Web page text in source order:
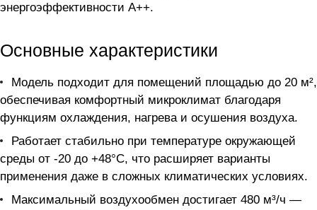
энергоэффективности A++.
Основные характеристики
Модель подходит для помещений площадью до 20 м²,
обеспечивая комфортный микроклимат благодаря
функциям охлаждения, нагрева и осушения воздуха.
Работает стабильно при температуре окружающей
среды от -20 до +48°C, что расширяет варианты
применения даже в сложных климатических условиях.
Максимальный воздухообмен достигает 480 м³/ч —